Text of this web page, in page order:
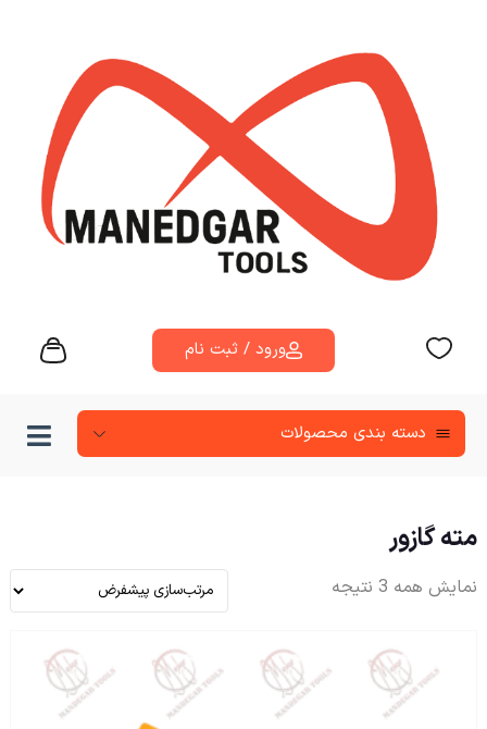
ورود / ثبت نام
دسته‌ بندی محصولات
مته گازور
نمایش همه 3 نتیجه